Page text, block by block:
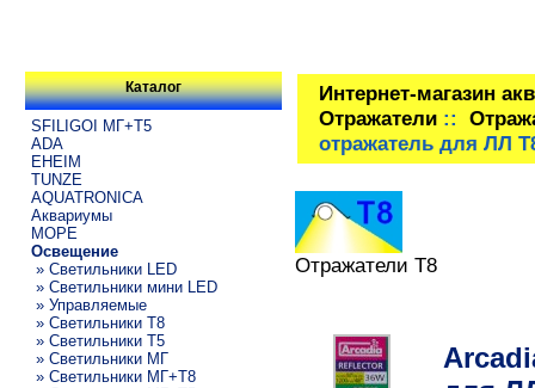
Каталог
SFILIGOI МГ+Т5
ADA
EHEIM
TUNZE
AQUATRONICA
Аквариумы
МОРЕ
Освещение
» Светильники LED
» Светильники мини LED
» Управляемые
» Светильники T8
» Светильники T5
» Светильники МГ
» Светильники МГ+T8
Интернет-магазин
Отражатели::
отражатель для ЛЛ
Отражатели T8